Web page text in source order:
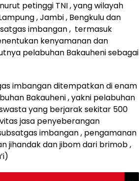
petinggi TNI , yang wilayah
, Jambi , Bengkulu dan
imbangan , termasuk
kenyamanan dan
pelabuhan Bakauheni sebagai
imbangan ditempatkan di enam
Bakauheni , yakni pelabuhan
yang berjarak sekitar 500
jasa penyeberangan
imbangan , pengamanan
jihandak dan jibom dari brimob ,